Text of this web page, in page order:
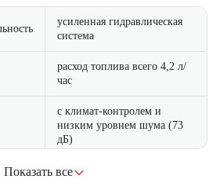
усиленная гидравлическая
система
расход топлива всего 4,2 л/
час
с климат-контролем и
низким уровнем шума (73
дБ)
удобный доступ к основным
Показать все